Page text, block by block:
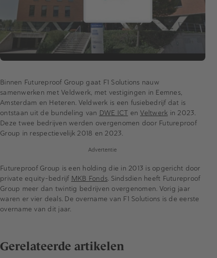
Binnen Futureproof Group gaat F1 Solutions nauw
samenwerken met Veldwerk, met vestigingen in Eemnes,
Amsterdam en Heteren. Veldwerk is een fusiebedrijf dat is
ontstaan uit de bundeling van DWE ICT enVeltwerk in 2023.
Deze twee bedrijven werden overgenomen door Futureproof
Group in respectievelijk 2018 en 2023.
Advertentie
Futureproof Group is een holding die in 2013 is opgericht door
private equity-bedrijf MKB Fonds. Sindsdien heeft Futureproof
Group meer dan twintig bedrijven overgenomen. Vorig jaar
waren er vier deals. De overname van F1 Solutions is de eerste
overname van dit jaar.
Gerelateerde artikelen